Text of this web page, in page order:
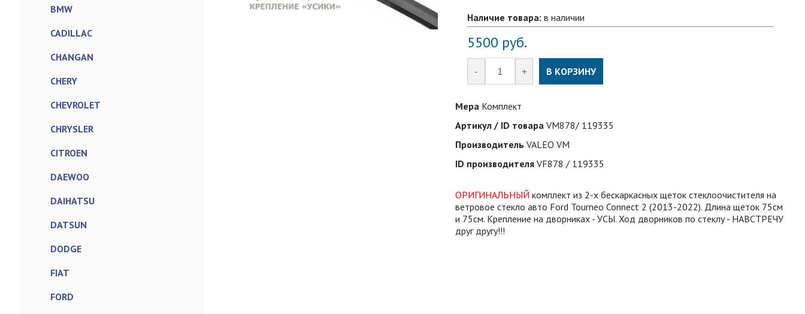
BMW
CADILLAC
CHANGAN
CHERY
CHEVROLET
CHRYSLER
CITROEN
DAEWOO
DAIHATSU
DATSUN
DODGE
FIAT
FORD
Наличие товара: в наличии
5500 руб.
- + В КОРЗИНУ
Мера Комплект
Артикул / ID товара VM878/ 119335
Производитель VALEO VM
ID производителя VF878 / 119335
ОРИГИНАЛЬНЫЙ комплект из 2-х бескаркасных щеток стеклоочистителя на
ветровое стекло авто Ford Tourneo Connect 2 (2013-2022). Длина щеток 75см
и 75см. Крепление на дворниках - УСЫ. Ход дворников по стеклу - НАВСТРЕЧУ
друг другу!!!